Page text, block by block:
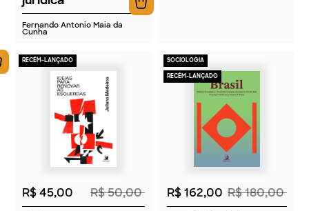
Fernando Antonio Maia da
Cunha
RECÉM-LANÇADO
2026
R$ 45,00
R$ 50,00
SOCIOLOGIA
RECÉM-LANÇADO
2026
R$ 162,00 R$ 180,00